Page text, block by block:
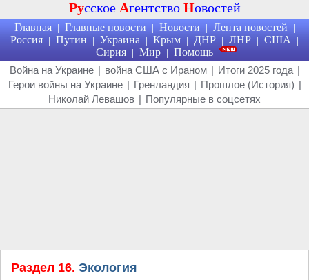
Русское Агентство Новостей
Главная | Главные новости | Новости | Лента новостей |
Россия | Путин | Украина | Крым | ДНР | ЛНР | США |
Сирия | Мир | Помощь
Война на Украине | война США с Ираном | Итоги 2025 года |
Герои войны на Украине | Гренландия | Прошлое (История) |
Николай Левашов | Популярные в соцсетях
Раздел 16. Экология